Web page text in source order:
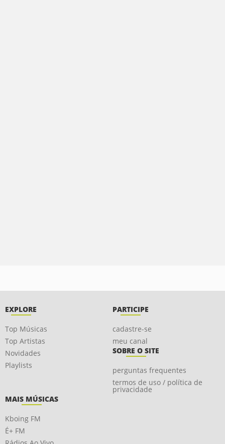
EXPLORE
Top Músicas
Top Artistas
Novidades
Playlists
PARTICIPE
cadastre-se
meu canal
SOBRE O SITE
perguntas frequentes
termos de uso / política de
privacidade
MAIS MÚSICAS
Kboing FM
É+ FM